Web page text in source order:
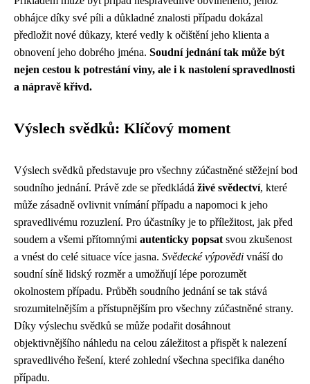
obhájce díky své píli a důkladné znalosti případu dokázal
předložit nové důkazy, které vedly k očištění jeho klienta a
obnovení jeho dobrého jména. Soudní jednání tak může být
nejen cestou k potrestání viny, ale i k nastolení spravedlnosti
a nápravě křivd.
Výslech svědků: Klíčový moment
Výslech svědků představuje pro všechny zúčastněné stěžejní bod
soudního jednání. Právě zde se předkládá živé svědectví, které
může zásadně ovlivnit vnímání případu a napomoci k jeho
spravedlivému rozuzlení. Pro účastníky je to příležitost, jak před
soudem a všemi přítomnými autenticky popsat svou zkušenost
a vnést do celé situace více jasna. Svědecké výpovědi vnáší do
soudní síně lidský rozměr a umožňují lépe porozumět
okolnostem případu. Průběh soudního jednání se tak stává
srozumitelnějším a přístupnějším pro všechny zúčastněné strany.
Díky výslechu svědků se může podařit dosáhnout
objektivnějšího náhledu na celou záležitost a přispět k nalezení
spravedlivého řešení, které zohlední všechna specifika daného
případu.